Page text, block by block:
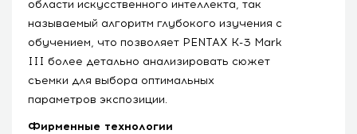
области искусственного интеллекта, так
называемый алгоритм глубокого изучения с
обучением, что позволяет PENTAX K-3 Mark
III более детально анализировать сюжет
съемки для выбора оптимальных
параметров экспозиции.
Фирменные технологии